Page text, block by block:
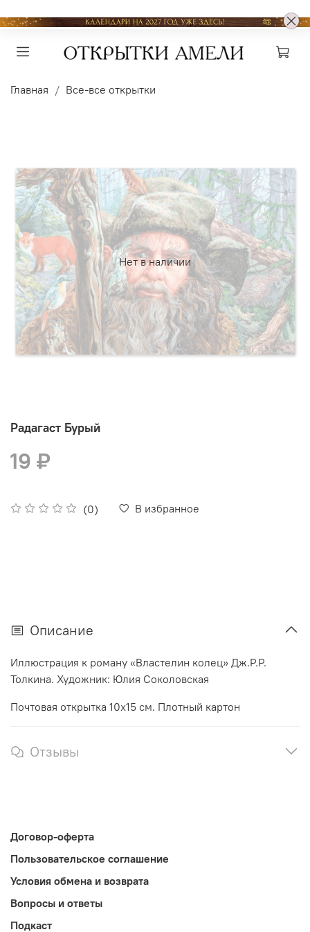
Главная Все-все открытки
Нет в наличии
Радагаст Бурый
(0) В избранное
19 ₽
Описание
Иллюстрация к роману «Властелин колец» Дж.Р.Р.
Толкина. Художник: Юлия Соколовская
Почтовая открытка 10х15 см. Плотный картон
Отзывы
Договор-оферта
Пользовательское соглашение
Условия обмена и возврата
Вопросы и ответы
Подкаст